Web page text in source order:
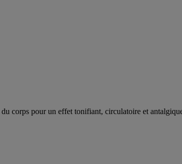
corps pour un effet tonifiant, circulatoire et